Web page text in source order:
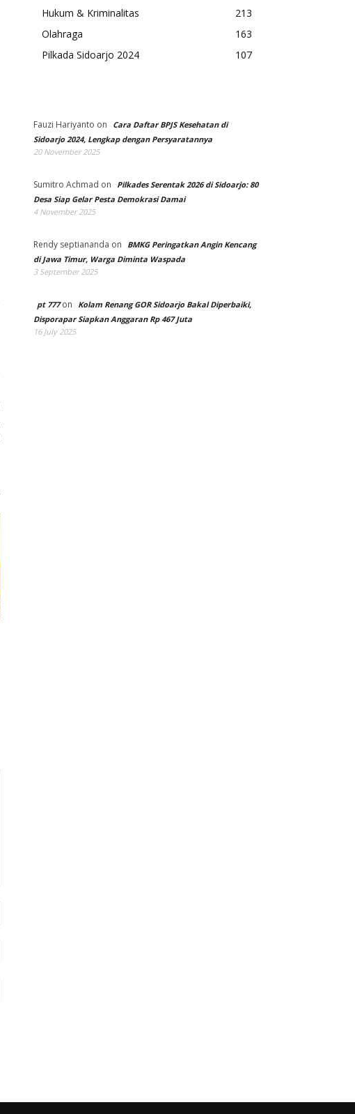
Hukum & Kriminalitas
213
Olahraga
163
Pilkada Sidoarjo 2024
107
Fauzi Hariyanto on
Cara Daftar BPJS Kesehatan di
Sidoarjo 2024, Lengkap dengan Persyaratannya
20 November 2025
Sumitro Achmad on
Pilkades Serentak 2026 di Sidoarjo: 80
Desa Siap Gelar Pesta Demokrasi Damai
4 November 2025
Rendy septiananda on
BMKG Peringatkan Angin Kencang
di Jawa Timur, Warga Diminta Waspada
3 September 2025
pt 777on
Kolam Renang GOR Sidoarjo Bakal Diperbaiki,
Disporapar Siapkan Anggaran Rp 467 Juta
16 July 2025